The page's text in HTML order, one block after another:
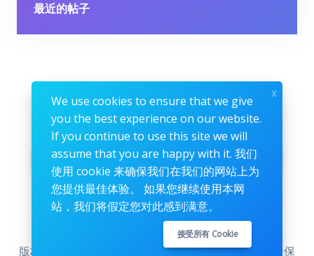
最近的帖子
关注我们
Facebook Twitter Instagram
Pinterest Github
版权所有 © To The Top International Internet Inc. 保
We use cookies to ensure that we give
you the best experience on our website.
If you continue to use this site we will
assume that you are happy with it. 我们
使用 cookie 来确保我们在我们的网站上为
您提供最佳体验。 如果您继续使用本网
站，我们将假定您对此感到满意。
接受所有 Cookie
x